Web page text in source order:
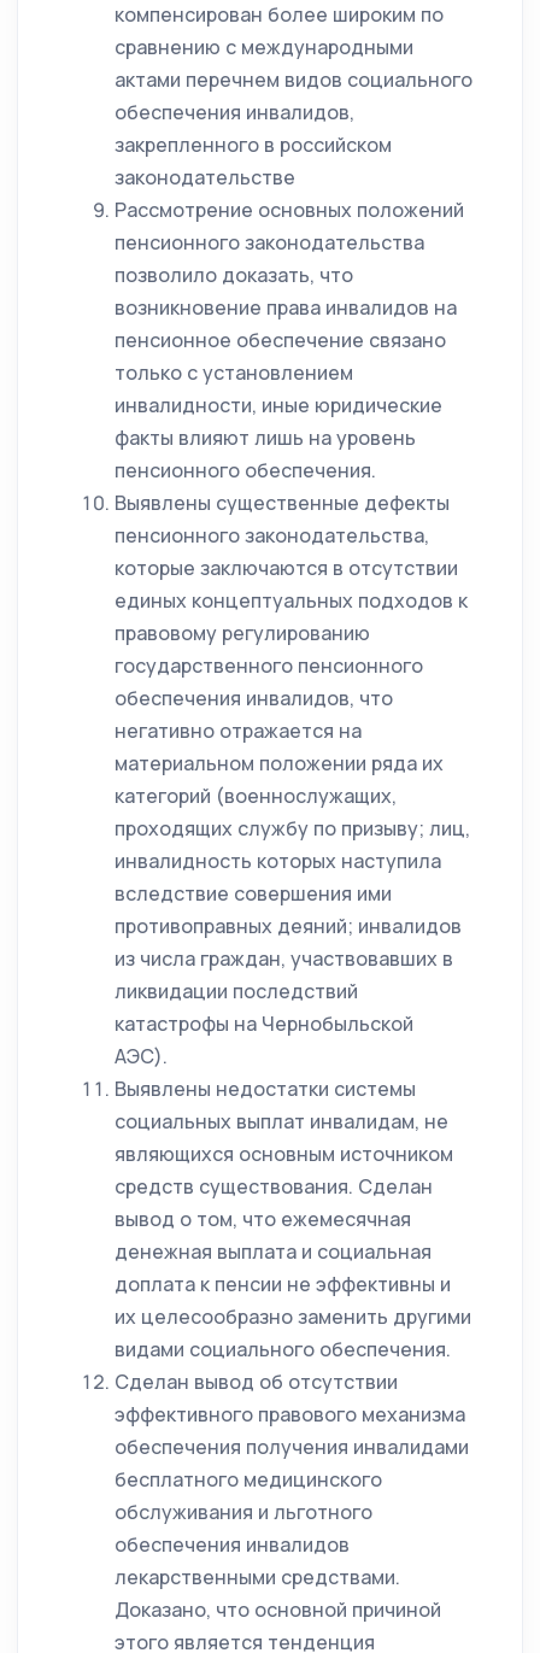
компенсирован более широким по
сравнению с международными
актами перечнем видов социального
обеспечения инвалидов,
закрепленного в российском
законодательстве
Рассмотрение основных положений
пенсионного законодательства
позволило доказать, что
возникновение права инвалидов на
пенсионное обеспечение связано
только с установлением
инвалидности, иные юридические
факты влияют лишь на уровень
пенсионного обеспечения.
Выявлены существенные дефекты
пенсионного законодательства,
которые заключаются в отсутствии
единых концептуальных подходов к
правовому регулированию
государственного пенсионного
обеспечения инвалидов, что
негативно отражается на
материальном положении ряда их
категорий (военнослужащих,
проходящих службу по призыву; лиц,
инвалидность которых наступила
вследствие совершения ими
противоправных деяний; инвалидов
из числа граждан, участвовавших в
ликвидации последствий
катастрофы на Чернобыльской
АЭС).
Выявлены недостатки системы
социальных выплат инвалидам, не
являющихся основным источником
средств существования. Сделан
вывод о том, что ежемесячная
денежная выплата и социальная
доплата к пенсии не эффективны и
их целесообразно заменить другими
видами социального обеспечения.
Сделан вывод об отсутствии
эффективного правового механизма
обеспечения получения инвалидами
бесплатного медицинского
обслуживания и льготного
обеспечения инвалидов
лекарственными средствами.
Доказано, что основной причиной
этого является тенденция